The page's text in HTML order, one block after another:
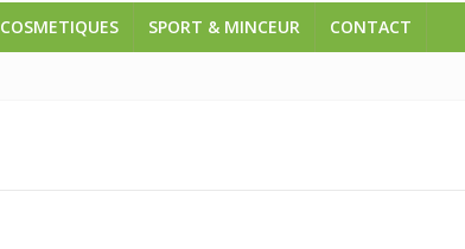
COSMETIQUES SPORT & MINCEUR CONTACT